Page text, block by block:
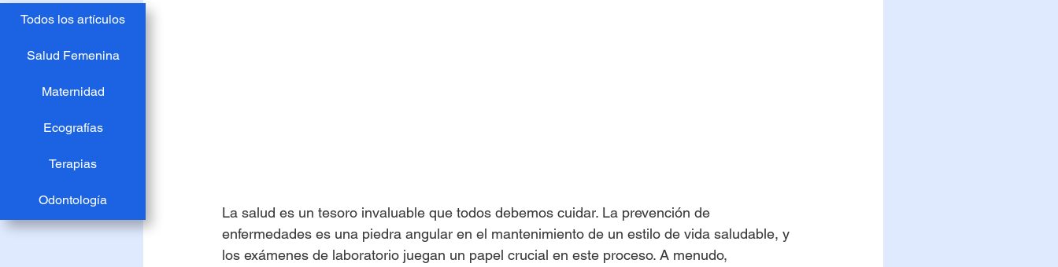
La salud es un tesoro invaluable que todos debemos cuidar. La prevención de
enfermedades es una piedra angular en el mantenimiento de un estilo de vida saludable, y
los exámenes de laboratorio juegan un papel crucial en este proceso. A menudo,
Todos los artículos
Salud Femenina
Maternidad
Ecografías
Terapias
Odontología